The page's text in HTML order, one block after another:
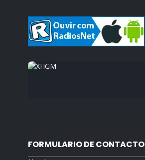
FORMULARIO DE CONTACTO